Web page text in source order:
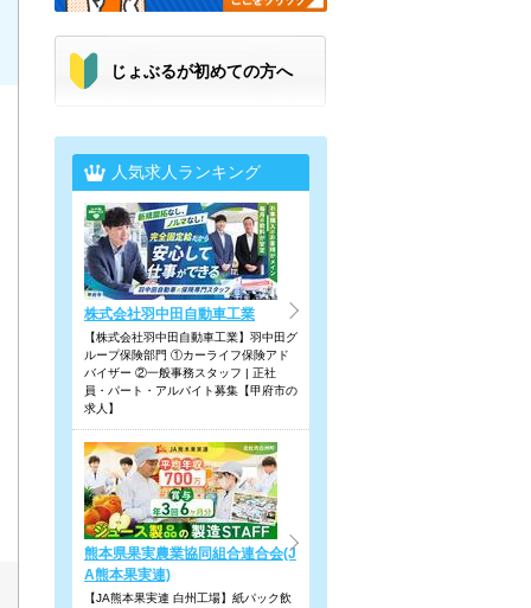
じょぶるが初めての方へ
人気求人ランキング
株式会社羽中田自動車工業
【株式会社羽中田自動車工業】羽中田グ
ループ保険部門 ①カーライフ保険アド
バイザー ②一般事務スタッフ | 正社
員・パート・アルバイト募集【甲府市の
求人】
熊本県果実農業協同組合連合会(J
A熊本果実連)
【JA熊本果実連 白州工場】紙パック飲